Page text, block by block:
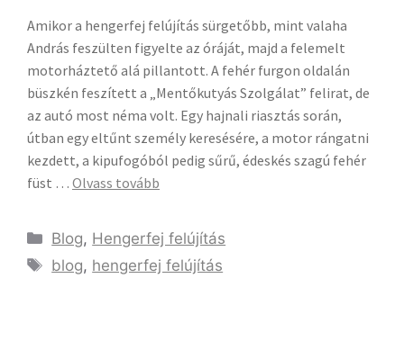
Amikor a hengerfej felújítás sürgetőbb, mint valaha
András feszülten figyelte az óráját, majd a felemelt
motorháztető alá pillantott. A fehér furgon oldalán
büszkén feszített a „Mentőkutyás Szolgálat” felirat, de
az autó most néma volt. Egy hajnali riasztás során,
útban egy eltűnt személy keresésére, a motor rángatni
kezdett, a kipufogóból pedig sűrű, édeskés szagú fehér
füst … Olvass tovább
Blog, Hengerfej felújítás
blog, hengerfej felújítás